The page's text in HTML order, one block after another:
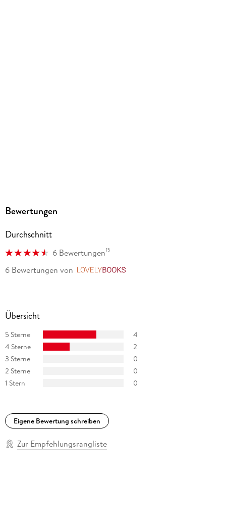
Bewertungen
Durchschnitt
6 Bewertungen15
6 Bewertungen von
Übersicht
5 Sterne
4
4 Sterne
2
3 Sterne
0
2 Sterne
0
1 Stern
0
Eigene Bewertung schreiben
Zur Empfehlungsrangliste